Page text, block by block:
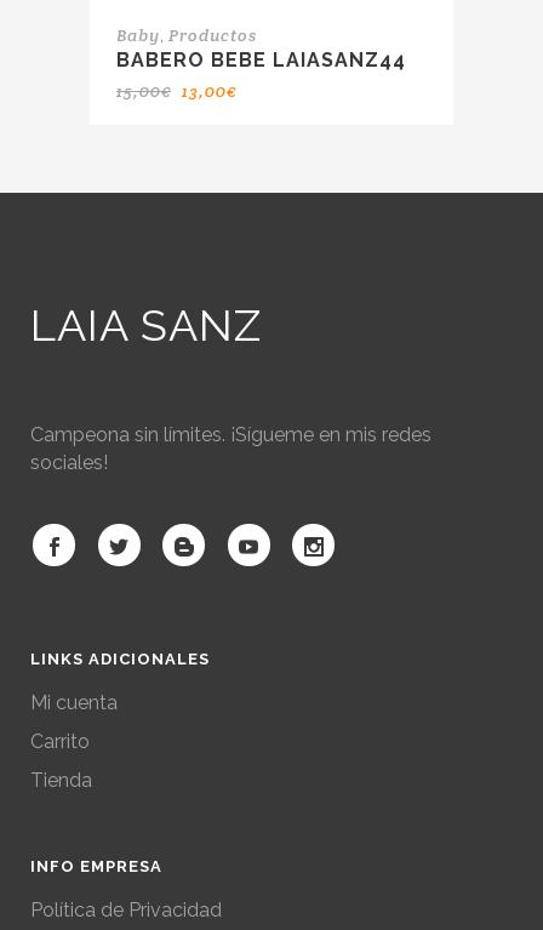
Baby, Productos
BABERO BEBE LAIASANZ44
15,00€ 13,00€
LAIA SANZ
Campeona sin límites. ¡Sígueme en mis redes
sociales!
LINKS ADICIONALES
Mi cuenta
Carrito
Tienda
INFO EMPRESA
Política de Privacidad